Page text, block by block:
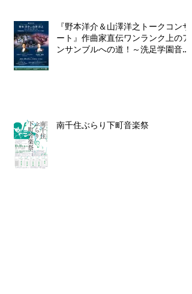
『野本洋介＆山澤洋之トークコンサ
ート』作曲家直伝ワンランク上のア
ンサンブルへの道！～洗足学園音楽
南千住ぶらり下町音楽祭